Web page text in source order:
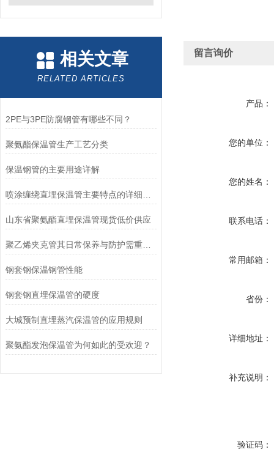
相关文章
RELATED ARTICLES
2PE与3PE防腐钢管有哪些不同？
聚氨酯保温管生产工艺分类
保温钢管的主要用途详解
山东省聚氨酯直埋保温管现货低价供应
聚乙烯夹克管其日常保养与防护需重点围绕以下几个方面展开
钢套钢保温钢管性能
钢套钢直埋保温管的硬度
大城预制直埋蒸汽保温管的应用规则
聚氨酯发泡保温管为何如此的受欢迎？
留言询价
产品：
您的单位：
您的姓名：
联系电话：
常用邮箱：
省份：
详细地址：
补充说明：
验证码：